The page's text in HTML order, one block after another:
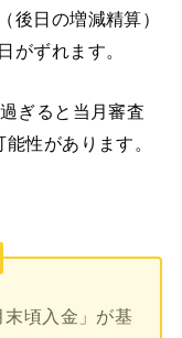
後日の増減精算）
がずれます。
ぎると当月審査
性があります。
頃入金」が基